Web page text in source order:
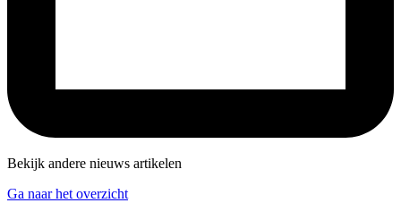
Bekijk andere nieuws artikelen
Ga naar het overzicht